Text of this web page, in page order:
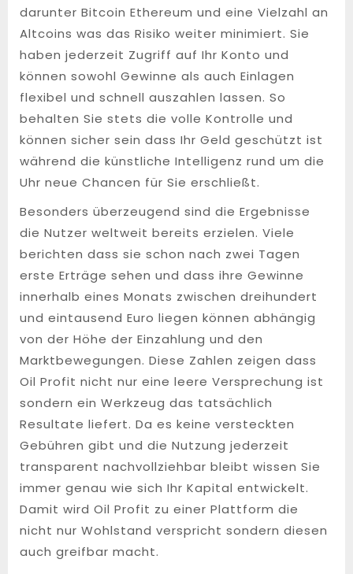
darunter Bitcoin Ethereum und eine Vielzahl an
Altcoins was das Risiko weiter minimiert. Sie
haben jederzeit Zugriff auf Ihr Konto und
können sowohl Gewinne als auch Einlagen
flexibel und schnell auszahlen lassen. So
behalten Sie stets die volle Kontrolle und
können sicher sein dass Ihr Geld geschützt ist
während die künstliche Intelligenz rund um die
Uhr neue Chancen für Sie erschließt.
Besonders überzeugend sind die Ergebnisse
die Nutzer weltweit bereits erzielen. Viele
berichten dass sie schon nach zwei Tagen
erste Erträge sehen und dass ihre Gewinne
innerhalb eines Monats zwischen dreihundert
und eintausend Euro liegen können abhängig
von der Höhe der Einzahlung und den
Marktbewegungen. Diese Zahlen zeigen dass
Oil Profit nicht nur eine leere Versprechung ist
sondern ein Werkzeug das tatsächlich
Resultate liefert. Da es keine versteckten
Gebühren gibt und die Nutzung jederzeit
transparent nachvollziehbar bleibt wissen Sie
immer genau wie sich Ihr Kapital entwickelt.
Damit wird Oil Profit zu einer Plattform die
nicht nur Wohlstand verspricht sondern diesen
auch greifbar macht.